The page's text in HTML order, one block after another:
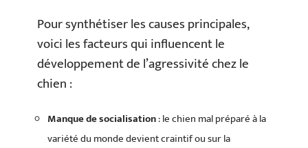
Pour synthétiser les causes principales,
voici les facteurs qui influencent le
développement de l’agressivité chez le
chien :
Manque de socialisation: le chien mal préparé à la
variété du monde devient craintif ou sur la